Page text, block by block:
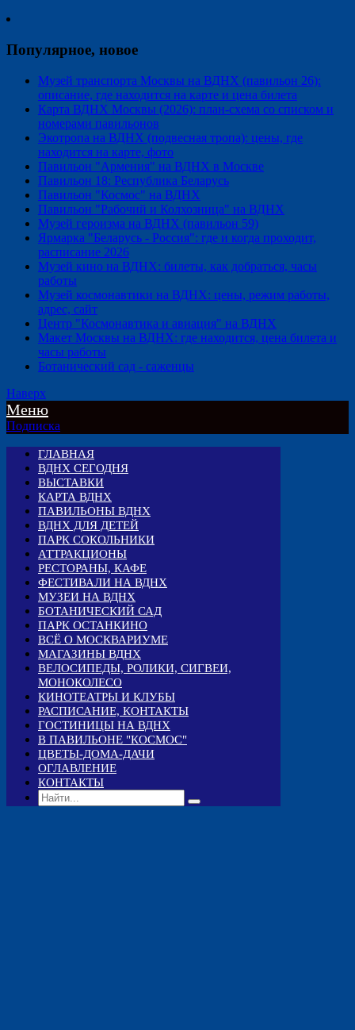
Популярное, новое
Музей транспорта Москвы на ВДНХ (павильон 26):
описание, где находится на карте и цена билета
Карта ВДНХ Москвы (2026): план-схема со списком и
номерами павильонов
Экотропа на ВДНХ (подвесная тропа): цены, где
находится на карте, фото
Павильон "Армения" на ВДНХ в Москве
Павильон 18: Республика Беларусь
Павильон "Космос" на ВДНХ
Павильон "Рабочий и Колхозница" на ВДНХ
Музей героизма на ВДНХ (павильон 59)
Ярмарка "Беларусь - Россия": где и когда проходит,
расписание 2026
Музей кино на ВДНХ: билеты, как добраться, часы
работы
Музей космонавтики на ВДНХ: цены, режим работы,
адрес, сайт
Центр "Космонавтика и авиация" на ВДНХ
Макет Москвы на ВДНХ: где находится, цена билета и
часы работы
Ботанический сад - саженцы
Наверх
Меню
Подписка
ГЛАВНАЯ
ВДНХ СЕГОДНЯ
ВЫСТАВКИ
КАРТА ВДНХ
ПАВИЛЬОНЫ ВДНХ
ВДНХ ДЛЯ ДЕТЕЙ
ПАРК СОКОЛЬНИКИ
АТТРАКЦИОНЫ
РЕСТОРАНЫ, КАФЕ
ФЕСТИВАЛИ НА ВДНХ
МУЗЕИ НА ВДНХ
БОТАНИЧЕСКИЙ САД
ПАРК ОСТАНКИНО
ВСЁ О МОСКВАРИУМЕ
МАГАЗИНЫ ВДНХ
ВЕЛОСИПЕДЫ, РОЛИКИ, СИГВЕИ,
МОНОКОЛЕСО
КИНОТЕАТРЫ И КЛУБЫ
РАСПИСАНИЕ, КОНТАКТЫ
ГОСТИНИЦЫ НА ВДНХ
В ПАВИЛЬОНЕ "КОСМОС"
ЦВЕТЫ-ДОМА-ДАЧИ
ОГЛАВЛЕНИЕ
КОНТАКТЫ